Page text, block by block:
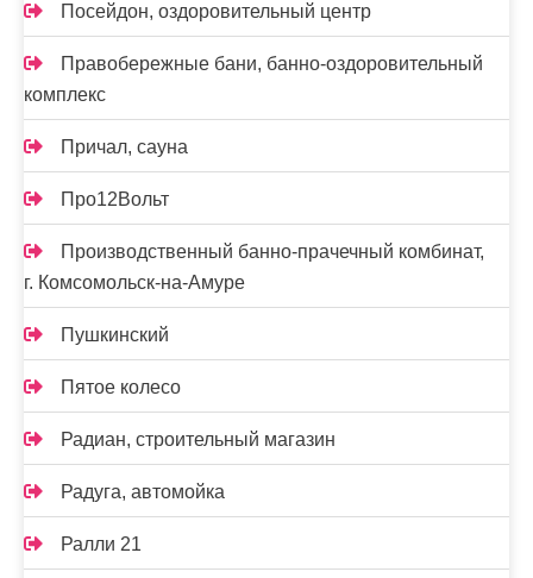
Посейдон, оздоровительный центр
Правобережные бани, банно-оздоровительный
комплекс
Причал, сауна
Про12Вольт
Производственный банно-прачечный комбинат,
г. Комсомольск-на-Амуре
Пушкинский
Пятое колесо
Радиан, строительный магазин
Радуга, автомойка
Ралли 21